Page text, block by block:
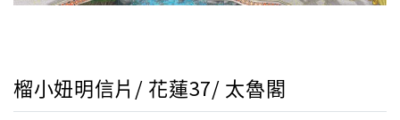
榴小妞明信片/ 花蓮37/ 太魯閣